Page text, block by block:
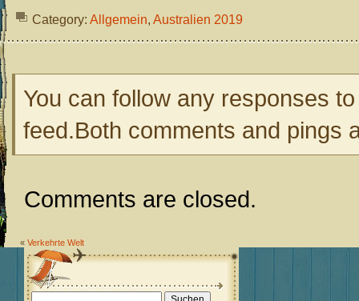
Category: Allgemein, Australien 2019
You can follow any responses
feed.Both comments and pings
Comments are closed.
« Verkehrte Welt
Suchen